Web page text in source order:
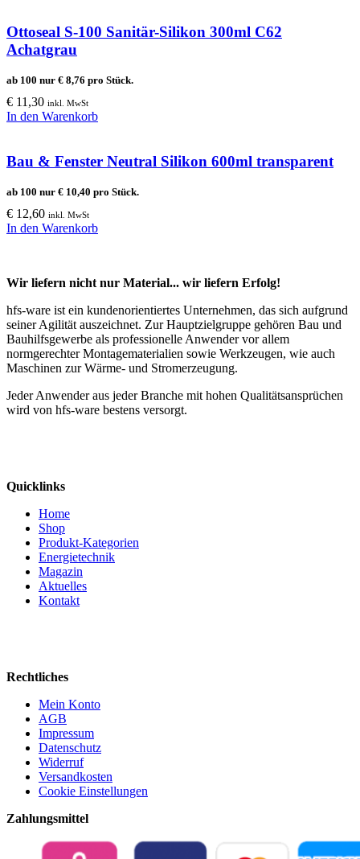
Ottoseal S-100 Sanitär-Silikon 300ml C62
Achatgrau
ab 100 nur € 8,76 pro Stück.
€ 11,30 inkl. MwSt
In den Warenkorb
Bau & Fenster Neutral Silikon 600ml transparent
ab 100 nur € 10,40 pro Stück.
€ 12,60 inkl. MwSt
In den Warenkorb
Wir liefern nicht nur Material... wir liefern Erfolg!
hfs-ware ist ein kundenorientiertes Unternehmen, das sich aufgrund
seiner Agilität auszeichnet. Zur Hauptzielgruppe gehören Bau und
Bauhilfsgewerbe als professionelle Anwender vor allem
normgerechter Montagematerialien sowie Werkzeugen, wie auch
Maschinen zur Wärme- und Stromerzeugung.
Jeder Anwender aus jeder Branche mit hohen Qualitätsansprüchen
wird von hfs-ware bestens versorgt.
Quicklinks
Home
Shop
Produkt-Kategorien
Energietechnik
Magazin
Aktuelles
Kontakt
Rechtliches
Mein Konto
AGB
Impressum
Datenschutz
Widerruf
Versandkosten
Cookie Einstellungen
Zahlungsmittel